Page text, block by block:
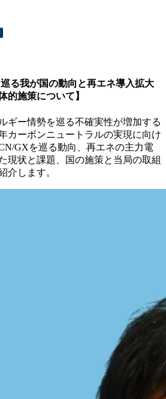
巡る我が国の動向と再エネ導入拡大
的施策について】
ギー情勢を巡る不確実性が増加する
カーボンニュートラルの実現に向け
GXを巡る動向、再エネの主力電
現状と課題、国の施策と当局の取組
介します。